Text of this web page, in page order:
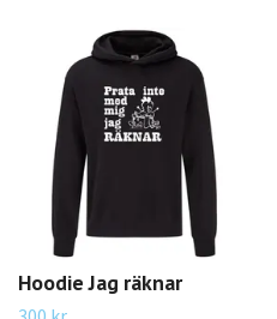
Hoodie Jag räknar